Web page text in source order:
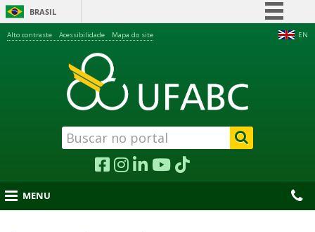
BRASIL
Acesso à informação
Legislação
Canais
EN
Alto contraste Acessibilidade Mapa do site
MENU